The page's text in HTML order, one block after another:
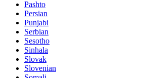
Pashto
Persian
Punjabi
Serbian
Sesotho
Sinhala
Slovak
Slovenian